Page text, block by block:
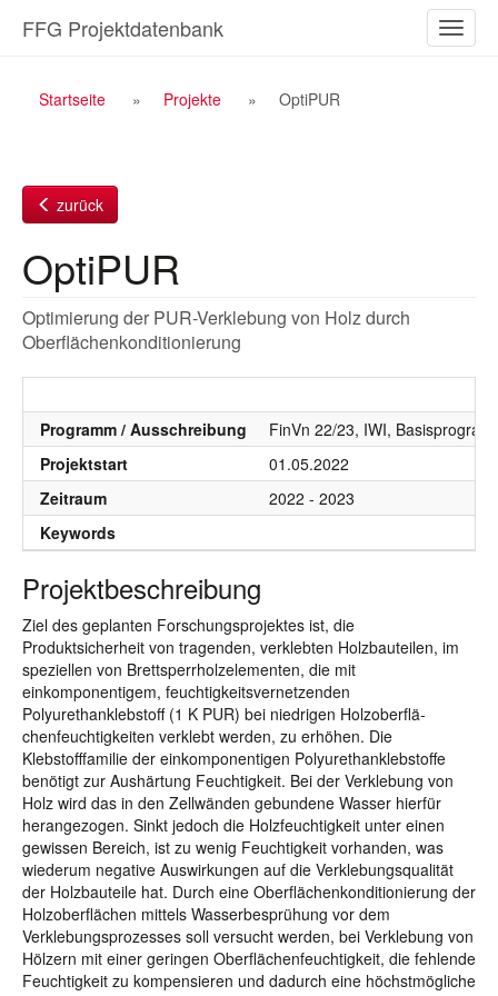
Inhalt
ein-/
FFG Projektdatenbank
Breadcrumb
Startseite Projekte OptiPUR
zurück
OptiPUR
Optimierung der PUR-Verklebung von Holz durch
Oberflächenkonditionierung
Programm / Ausschreibung
FinVn 22/23, IWI,
Projektstart
01.05.2022
Zeitraum
2022 - 2023
Keywords
Projektbeschreibung
Ziel des geplanten Forschungsprojektes ist, die
Produktsicherheit von tragenden, verklebten Holzbauteilen, im
speziellen von Brettsperrholzelementen, die mit
einkomponentigem, feuchtigkeitsvernetzenden
Polyurethanklebstoff (1 K PUR) bei niedrigen Holzoberflä-
chenfeuchtigkeiten verklebt werden, zu erhöhen. Die
Klebstofffamilie der einkomponentigen Polyurethanklebstoffe
benötigt zur Aushärtung Feuchtigkeit. Bei der Verklebung von
Holz wird das in den Zellwänden gebundene Wasser hierfür
herangezogen. Sinkt jedoch die Holzfeuchtigkeit unter einen
gewissen Bereich, ist zu wenig Feuchtigkeit vorhanden, was
wiederum negative Auswirkungen auf die Verklebungsqualität
der Holzbauteile hat. Durch eine Oberflächenkonditionierung der
Holzoberflächen mittels Wasserbesprühung vor dem
Verklebungsprozesses soll versucht werden, bei Verklebung von
Hölzern mit einer geringen Oberflächenfeuchtigkeit, die fehlende
Feuchtigkeit zu kompensieren und dadurch eine höchstmögliche